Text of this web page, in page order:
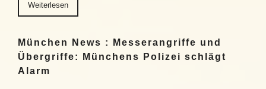
Weiterlesen
München News : Messerangriffe und
Übergriffe: Münchens Polizei schlägt
Alarm